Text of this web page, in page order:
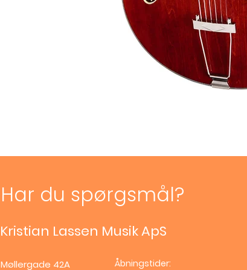
Har du spørgsmål?
Kristian Lassen Musik ApS
Møllergade 42A
Åbningstider: